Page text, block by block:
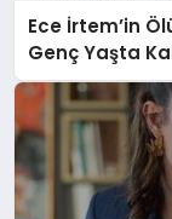
Ece İrtem’in
Genç Yaşta